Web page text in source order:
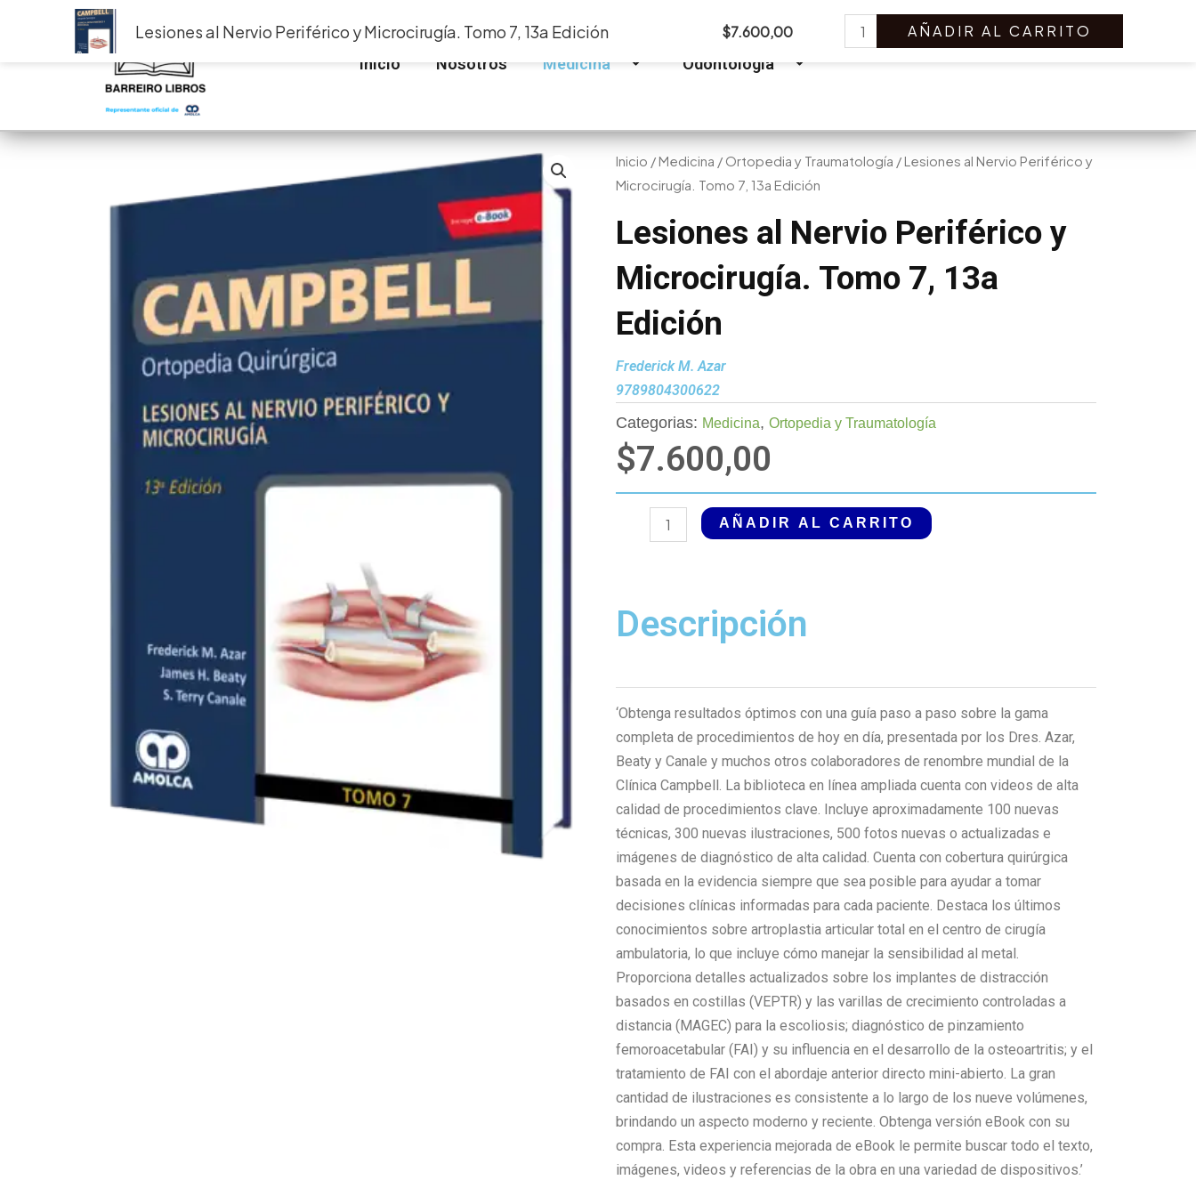
Inicio Nosotros Medicina Odontología
Search
Inicio / Medicina / Ortopedia y Traumatología / Lesiones al Nervio Periférico y
Microcirugía. Tomo 7, 13a Edición
Lesiones al Nervio Periférico y
Microcirugía. Tomo 7, 13a
Edición
Frederick M. Azar
9789804300622
Categorias: Medicina, Ortopedia y Traumatología
$7.600,00
Lesiones
y
Microcirugía.
7,
13a
Edición
cantidad
AÑADIR AL CARRITO
Descripción
‘Obtenga resultados óptimos con una guía paso a paso sobre la gama
completa de procedimientos de hoy en día, presentada por los Dres. Azar,
Beaty y Canale y muchos otros colaboradores de renombre mundial de la
Clínica Campbell. La biblioteca en línea ampliada cuenta con videos de alta
calidad de procedimientos clave. Incluye aproximadamente 100 nuevas
técnicas, 300 nuevas ilustraciones, 500 fotos nuevas o actualizadas e
imágenes de diagnóstico de alta calidad. Cuenta con cobertura quirúrgica
basada en la evidencia siempre que sea posible para ayudar a tomar
decisiones clínicas informadas para cada paciente. Destaca los últimos
conocimientos sobre artroplastia articular total en el centro de cirugía
ambulatoria, lo que incluye cómo manejar la sensibilidad al metal.
Proporciona detalles actualizados sobre los implantes de distracción
basados en costillas (VEPTR) y las varillas de crecimiento controladas a
distancia (MAGEC) para la escoliosis; diagnóstico de pinzamiento
femoroacetabular (FAI) y su influencia en el desarrollo de la osteoartritis; y el
tratamiento de FAI con el abordaje anterior directo mini-abierto. La gran
cantidad de ilustraciones es consistente a lo largo de los nueve volúmenes,
brindando un aspecto moderno y reciente. Obtenga versión eBook con su
compra. Esta experiencia mejorada de eBook le permite buscar todo el texto,
imágenes, videos y referencias de la obra en una variedad de dispositivos.’
Lesiones al Nervio Periférico y Microcirugía. Tomo 7, 13a Edición $7.600,00
Lesiones
Microcirugía.
Tomo
7,
Edición
AÑADIR AL CARRITO